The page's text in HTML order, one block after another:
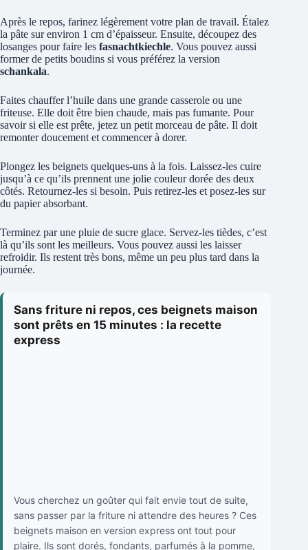
Après le repos, farinez légèrement votre plan de travail. Étalez
la pâte sur environ 1 cm d’épaisseur. Ensuite, découpez des
losanges pour faire les fasnachtkiechle. Vous pouvez aussi
former de petits boudins si vous préférez la version
schankala.
Faites chauffer l’huile dans une grande casserole ou une
friteuse. Elle doit être bien chaude, mais pas fumante. Pour
savoir si elle est prête, jetez un petit morceau de pâte. Il doit
remonter doucement et commencer à dorer.
Plongez les beignets quelques-uns à la fois. Laissez-les cuire
jusqu’à ce qu’ils prennent une jolie couleur dorée des deux
côtés. Retournez-les si besoin. Puis retirez-les et posez-les sur
du papier absorbant.
Terminez par une pluie de sucre glace. Servez-les tièdes, c’est
là qu’ils sont les meilleurs. Vous pouvez aussi les laisser
refroidir. Ils restent très bons, même un peu plus tard dans la
journée.
Sans friture ni repos, ces beignets maison
sont prêts en 15 minutes : la recette
express
Vous cherchez un goûter qui fait envie tout de suite,
sans passer par la friture ni attendre des heures ? Ces
beignets maison en version express ont tout pour
plaire. Ils sont dorés, fondants, parfumés à la pomme,